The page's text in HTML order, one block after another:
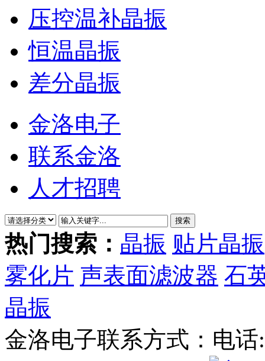
压控温补晶振
恒温晶振
差分晶振
金洛电子
联系金洛
人才招聘
热门搜索： 晶振 贴片晶振
雾化片 声表面滤波器 石
晶振
金洛电子联系方式： 电话